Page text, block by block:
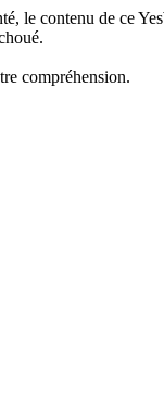
le contenu de ce
compréhension.